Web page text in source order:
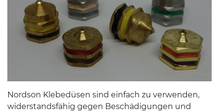
Nord­son Klebedüsen sind ein­fach zu ver­wen­den,
wider­stands­fähig gegen Beschädi­gun­gen und